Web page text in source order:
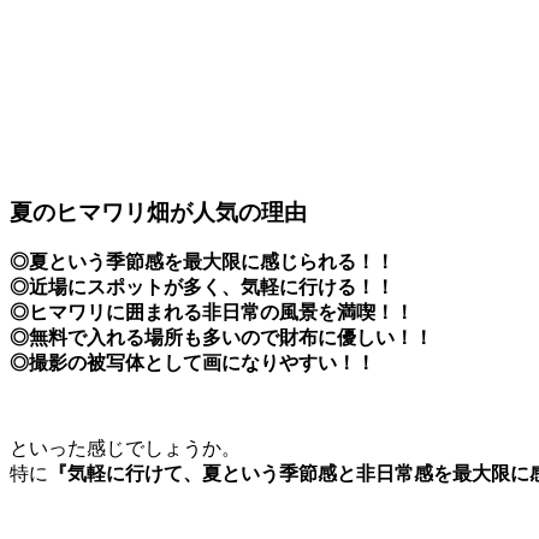
夏のヒマワリ畑が人気の理由
◎夏という季節感を最大限に感じられる！！
◎近場にスポットが多く、気軽に行ける！！
◎ヒマワリに囲まれる非日常の風景を満喫！！
◎無料で入れる場所も多いので財布に優しい！！
◎撮影の被写体として画になりやすい！！
といった感じでしょうか。
特に
『気軽に行けて、夏という季節感と非日常感を最大限に